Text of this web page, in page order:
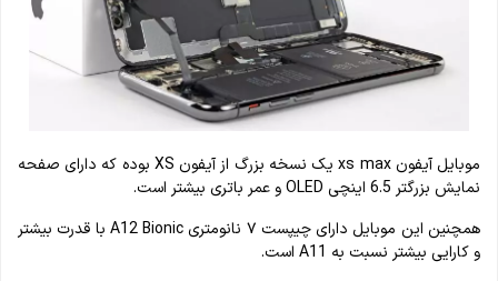
موبایل آیفون xs max یک نسخه بزرگ از آیفون XS بوده که دارای صفحه
نمایش بزرگتر 6.5 اینچی OLED و عمر باتری بیشتر است.
همچنین این موبایل دارای چیپست ۷ نانومتری A12 Bionic با قدرت بیشتر
و کارایی بیشتر نسبت به A11 است.